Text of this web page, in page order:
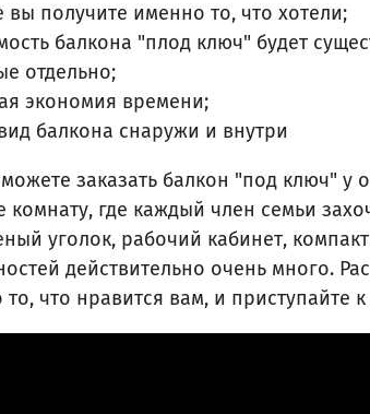
вы получите именно то, что хотели;
балкона "плод ключ" будет
отдельно;
экономия времени;
балкона снаружи и внутри
заказать балкон "под ключ"
комнату, где каждый член семьи
уголок, рабочий кабинет,
действительно очень много.
что нравится вам, и приступайте к